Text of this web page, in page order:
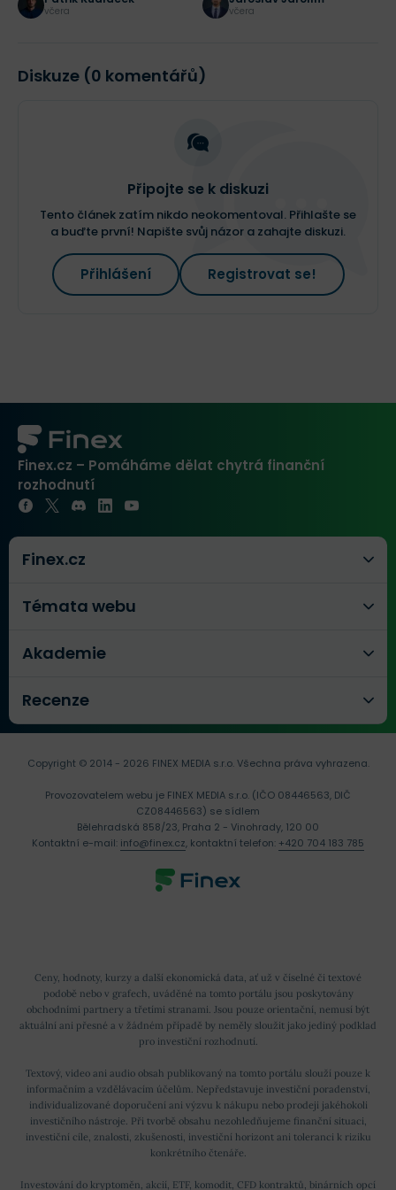
včera včera
Diskuze (0 komentářů)
Připojte se k diskuzi
Tento článek zatím nikdo neokomentoval. Přihlašte se
a buďte první! Napište svůj názor a zahajte diskuzi.
Přihlášení Registrovat se!
Finex.cz – Pomáháme dělat chytrá finanční
rozhodnutí
Finex.cz
Témata webu
Akademie
Recenze
Ceny, hodnoty, kurzy a další ekonomická data, ať už v číselné či textové
podobě nebo v grafech, uváděné na tomto portálu jsou poskytovány
obchodními partnery a třetími stranami. Jsou pouze orientační, nemusí být
aktuální ani přesné a v žádném případě by neměly sloužit jako jediný podklad
pro investiční rozhodnutí.
Textový, video ani audio obsah publikovaný na tomto portálu slouží pouze k
informačním a vzdělávacím účelům. Nepředstavuje investiční poradenství,
individualizované doporučení ani výzvu k nákupu nebo prodeji jakéhokoli
investičního nástroje. Při tvorbě obsahu nezohledňujeme finanční situaci,
investiční cíle, znalosti, zkušenosti, investiční horizont ani toleranci k riziku
konkrétního čtenáře.
Investování do kryptoměn, akcií, ETF, komodit, CFD kontraktů, binárních opcí
Copyright © 2014 - 2026 FINEX MEDIA s.r.o.Všechna práva vyhrazena.
Provozovatelem webu je FINEX MEDIA s.r.o. (IČO 08446563, DIČ
CZ08446563) se sídlem
Bělehradská 858/23, Praha 2 - Vinohrady, 120 00
Kontaktní e-mail: info@finex.cz, kontaktní telefon: +420 704 183 785